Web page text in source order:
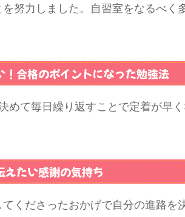
努力しました。自習室をなるべく
合格のポイントになった勉強法
めて毎日繰り返すことで定着が早
えたい感謝の気持ち
くださったおかげで自分の進路を